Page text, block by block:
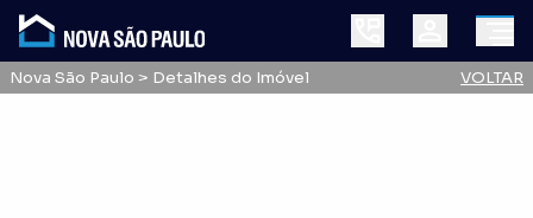
Nova São Paulo > Detalhes do Imóvel VOLTAR